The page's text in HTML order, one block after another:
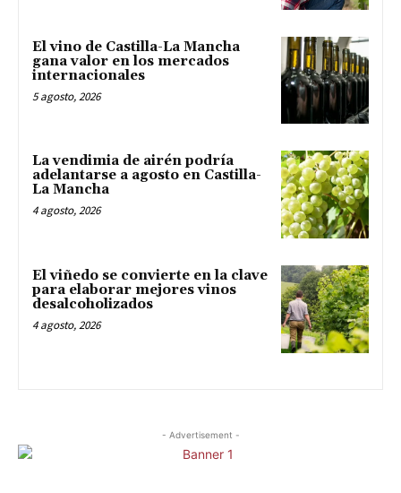
El vino de Castilla-La Mancha
gana valor en los mercados
internacionales
5 agosto, 2026
La vendimia de airén podría
adelantarse a agosto en Castilla-
La Mancha
4 agosto, 2026
El viñedo se convierte en la clave
para elaborar mejores vinos
desalcoholizados
4 agosto, 2026
- Advertisement -